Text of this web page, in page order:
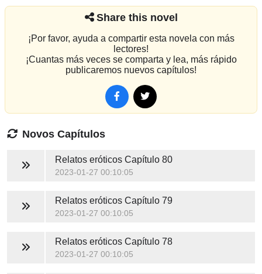
Share this novel
¡Por favor, ayuda a compartir esta novela con más
lectores!
¡Cuantas más veces se comparta y lea, más rápido
publicaremos nuevos capítulos!
Novos Capítulos
Relatos eróticosCapítulo 80
2023-01-27 00:10:05
Relatos eróticosCapítulo 79
2023-01-27 00:10:05
Relatos eróticosCapítulo 78
2023-01-27 00:10:05